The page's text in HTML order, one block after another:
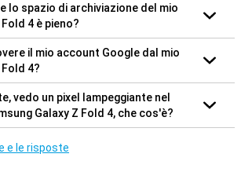
lo spazio di archiviazione del mio
4 è pieno?
il mio account Google dal mio
4?
vedo un pixel lampeggiante nel
Galaxy Z Fold 4, che cos'è?
e le risposte